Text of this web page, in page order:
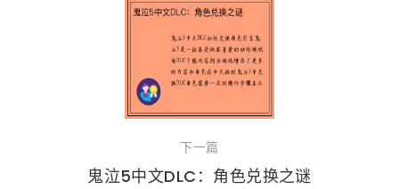
下一篇
鬼泣5中文DLC：角色兑换之谜